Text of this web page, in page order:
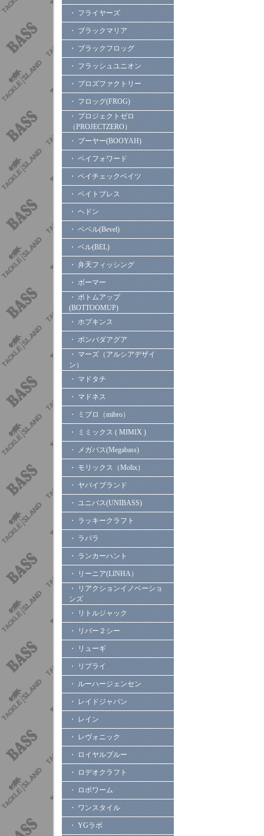
・ フライヤーズ
・ ブラックマリア
・ ブラックフロッグ
・ フラッシュユニオン
・ プロズファクトリー
・ フロッグ(FROG)
・ プロジェクトゼロ
（PROJECTZERO）
・ ブーヤー(BOOYAH)
・ ペイフォワード
・ ペイチェックベイツ
・ ベイトブレス
・ ヘドン
・ ベベル(Bevel)
・ ベル(BEL)
・ 弁天フィッシング
・ ボーマー
・ ボトムアップ
(BOTTOOMUP)
・ ホプキンス
・ ボンバダアグア
・ マーズ（アルシアデザイ
ン）
・ マドタチ
・ マドネス
・ ミブロ（mibro）
・ ミミックス ( MIMIX )
・ メガバス(Megabass)
・ モリックス（Molix）
・ ヤバイブランド
・ ユニバス(UNIBASS)
・ ラッキークラフト
・ ラパラ
・ ランカーハント
・ リーニア(LINHA）
・ リアクションイノベーショ
ンズ
・ リトルジャック
・ リバー２シー
・ リューギ
・ リプライ
・ ルーハージェンセン
・ レイドジャパン
・ レイン
・ レヴォニック
・ ロイヤルブルー
・ ロデオクラフト
・ ロボワーム
・ ワンスタイル
・ YGラボ